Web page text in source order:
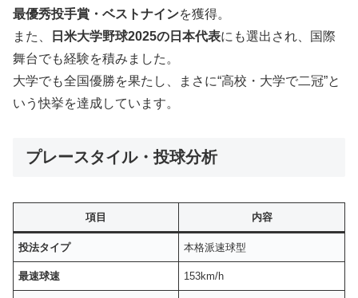
最優秀投手賞・ベストナインを獲得。
また、
日米大学野球2025の日本代表にも選出され、国際
舞台でも経験を積みました。
大学でも全国優勝を果たし、まさに“高校・大学で二冠”と
いう快挙を達成しています。
プレースタイル・投球分析
項目 内容
投法タイプ 本格派速球型
最速球速 153km/h